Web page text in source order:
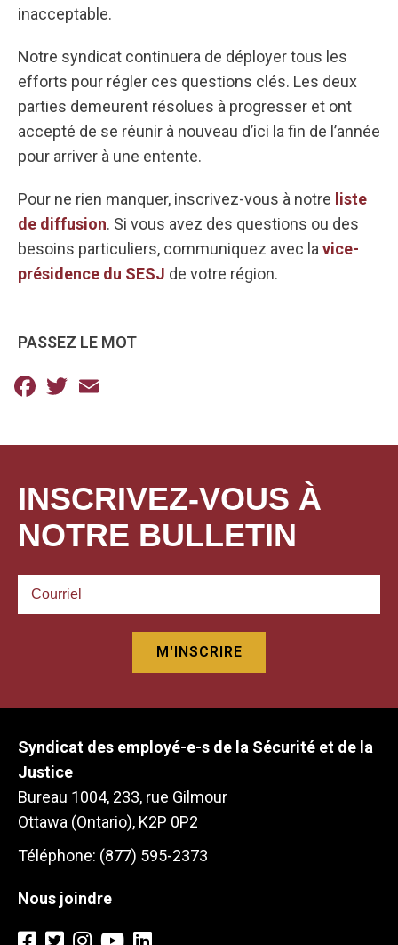
inacceptable.
Notre syndicat continuera de déployer tous les
efforts pour régler ces questions clés. Les deux
parties demeurent résolues à progresser et ont
accepté de se réunir à nouveau d’ici la fin de l’année
pour arriver à une entente.
Pour ne rien manquer, inscrivez-vous à notre liste
de diffusion. Si vous avez des questions ou des
besoins particuliers, communiquez avec lavice-
présidence du SESJ de votre région.
PASSEZ LE MOT
Facebook
Twitter
INSCRIVEZ-VOUS À
NOTRE BULLETIN
Syndicat des employé-e-s de la Sécurité et de la
Justice
Bureau 1004, 233, rue Gilmour
Ottawa (Ontario), K2P 0P2
Téléphone: (877) 595-2373
Nous joindre